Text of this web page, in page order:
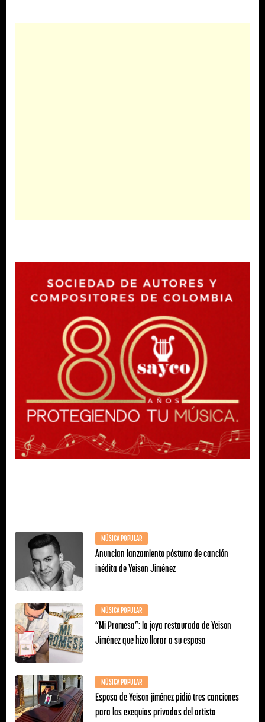
MÚSICA POPULAR
Anuncian lanzamiento póstumo de canción
inédita de Yeison Jiménez
MÚSICA POPULAR
“Mi Promesa”: la joya restaurada de Yeison
Jiménez que hizo llorar a su esposa
MÚSICA POPULAR
Esposa de Yeison jiménez pidió tres canciones
para las exequias privadas del artista